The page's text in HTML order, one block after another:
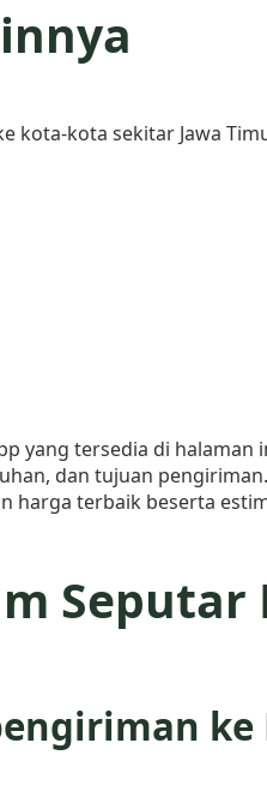
kota-kota sekitar Jawa
yang tersedia di halaman
dan tujuan pengiriman.
harga terbaik beserta
Seputar
ke